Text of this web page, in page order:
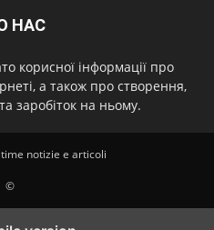
НАС
корисної інформації про
а також про створення,
заробіток на ньому.
notizie e articoli
©